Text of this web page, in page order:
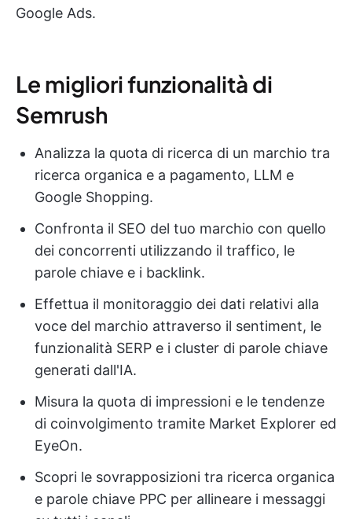
Google Ads.
Le migliori funzionalità di
Semrush
Analizza la quota di ricerca di un marchio tra
ricerca organica e a pagamento, LLM e
Google Shopping.
Confronta il SEO del tuo marchio con quello
dei concorrenti utilizzando il traffico, le
parole chiave e i backlink.
Effettua il monitoraggio dei dati relativi alla
voce del marchio attraverso il sentiment, le
funzionalità SERP e i cluster di parole chiave
generati dall'IA.
Misura la quota di impressioni e le tendenze
di coinvolgimento tramite Market Explorer ed
EyeOn.
Scopri le sovrapposizioni tra ricerca organica
e parole chiave PPC per allineare i messaggi